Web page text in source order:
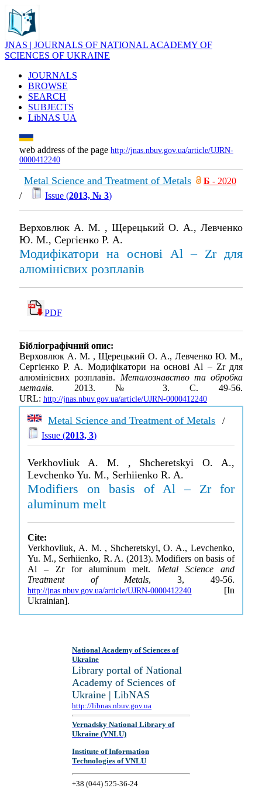
JNAS | JOURNALS OF NATIONAL ACADEMY OF
SCIENCES OF UKRAINE
JOURNALS
BROWSE
SEARCH
SUBJECTS
LibNAS UA
web address of the page http://jnas.nbuv.gov.ua/article/UJRN-
0000412240
Metal Science and Treatment of Metals Б - 2020
/
Issue (2013, № 3)
Верховлюк А. М. , Щерецький О. А., Левченко
Ю. М., Сергієнко Р. А.
Модифікатори на основі Al – Zr для
алюмінієвих розплавів
PDF
Бібліографічний опис:
Верховлюк А. М. , Щерецький О. А., Левченко Ю. М.,
Сергієнко Р. А. Модифікатори на основі Al – Zr для
алюмінієвих розплавів. Металознавство та обробка
металів. 2013. № 3. С. 49-56.
URL: http://jnas.nbuv.gov.ua/article/UJRN-0000412240
Metal Science and Treatment of Metals /
Issue (2013, 3)
Verkhovliuk A. M. , Shcheretskyi O. A.,
Levchenko Yu. M., Serhiienko R. A.
Modifiers on basis of Al – Zr for
aluminum melt
Cite:
Verkhovliuk, A. M. , Shcheretskyi, O. A., Levchenko,
Yu. M., Serhiienko, R. A. (2013). Modifiers on basis of
Al – Zr for aluminum melt. Metal Science and
Treatment of Metals, 3, 49-56.
http://jnas.nbuv.gov.ua/article/UJRN-0000412240 [In
Ukrainian].
National Academy of Sciences of
Ukraine
Library portal of National
Academy of Sciences of
Ukraine | LibNAS
http://libnas.nbuv.gov.ua
Vernadsky National Library of
Ukraine (VNLU)
Institute of Information
Technologies of VNLU
+38 (044) 525-36-24